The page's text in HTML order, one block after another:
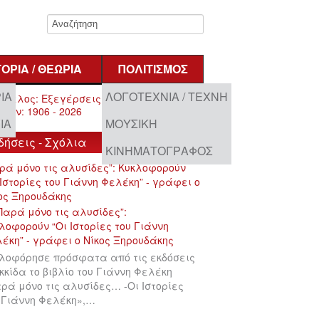
/ ΘΕΩΡΊΑ
ΠΟΛΙΤΙΣΜΌΣ
ΛΟΓΟΤΕΧΝΊΑ / ΤΈΧΝΗ
ΜΟΥΣΙΚΉ
ΚΙΝΗΜΑΤΟΓΡΆΦΟΣ
- Σχόλια
μόνο τις αλυσίδες”: Κυκλοφορούν
του Γιάννη Φελέκη” - γράφει ο
Ξηρουδάκης
πρόσφατα από τις εκδόσεις
το βιβλίο του Γιάννη Φελέκη
μόνο τις αλυσίδες… -Οι Ιστορίες
Γιάννη Φελέκη»,…